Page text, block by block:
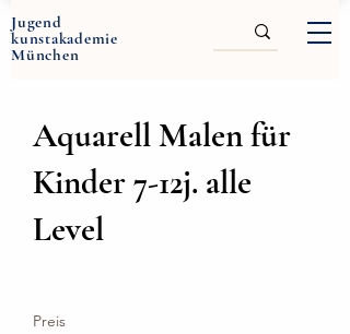
Jugend
kunstakademie
München
Aquarell Malen für
Kinder 7-12j. alle
Level
Preis